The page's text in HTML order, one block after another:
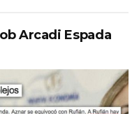
Arcadi Espada